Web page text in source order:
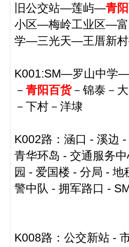
旧公交站—莲屿—青
小区—梅岭工业区—
学—三光天—王厝新
K001:SM—罗山中学—
－ 青阳百货－锦泰－
－下村－洋埭
K002路：涵口 - 溪边
青华环岛 - 交通服务
园 - 爱国楼 - 分局 -
警中队 - 拥军路口 -
K008路：公交新站 -